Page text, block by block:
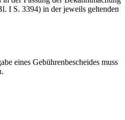
I S. 3394) in der jeweils geltenden
eines Gebührenbescheides muss